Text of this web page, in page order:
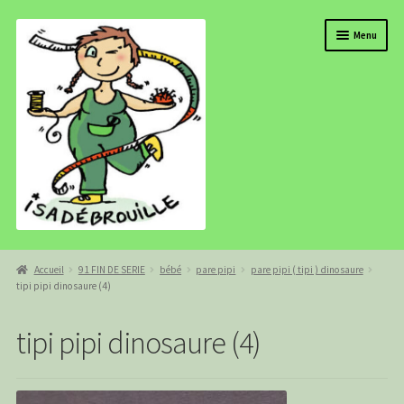
navigation
au
Menu
BOUTIQUE
ISADEBROUILLE
Accueil 91 FIN DE SERIE bébé pare pipi
pare pipi ( tipi ) dinosaure
tipi pipi dinosaure (4)
tipi pipi dinosaure (4)